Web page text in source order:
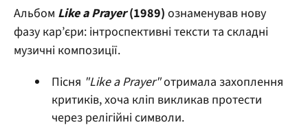
Альбом Like a Prayer(1989) ознаменував нову
фазу кар’єри: інтроспективні тексти та складні
музичні композиції.
Пісня "Like a Prayer"отримала захоплення
критиків, хоча кліп викликав протести
через релігійні символи.